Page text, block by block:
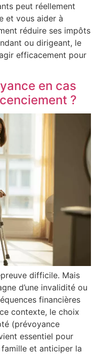
peut réellement
et vous aider à
réduire ses impôts
ou dirigeant, le
efficacement pour
en cas
?
difficile. Mais
d’une invalidité ou
financières
contexte, le choix
(prévoyance
essentiel pour
et anticiper la